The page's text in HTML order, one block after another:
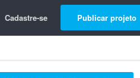
Cadastre-se Publicar projeto